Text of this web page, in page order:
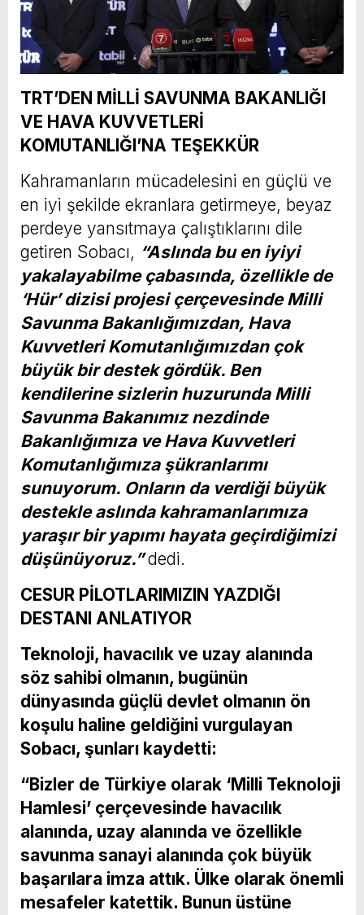
TRT’DEN MİLLİ SAVUNMA BAKANLIĞI
VE HAVA KUVVETLERİ
KOMUTANLIĞI’NA TEŞEKKÜR
Kahramanların mücadelesini en güçlü ve
en iyi şekilde ekranlara getirmeye, beyaz
perdeye yansıtmaya çalıştıklarını dile
getiren Sobacı, “Aslında bu en iyiyi
yakalayabilme çabasında, özellikle de
‘Hür’ dizisi projesi çerçevesinde Milli
Savunma Bakanlığımızdan, Hava
Kuvvetleri Komutanlığımızdan çok
büyük bir destek gördük. Ben
kendilerine sizlerin huzurunda Milli
Savunma Bakanımız nezdinde
Bakanlığımıza ve Hava Kuvvetleri
Komutanlığımıza şükranlarımı
sunuyorum. Onların da verdiği büyük
destekle aslında kahramanlarımıza
yaraşır bir yapımı hayata geçirdiğimizi
düşünüyoruz.”dedi.
CESUR PİLOTLARIMIZIN YAZDIĞI
DESTANI ANLATIYOR
Teknoloji, havacılık ve uzay alanında
söz sahibi olmanın, bugünün
dünyasında güçlü devlet olmanın ön
koşulu haline geldiğini vurgulayan
Sobacı, şunları kaydetti:
“Bizler de Türkiye olarak ‘Milli Teknoloji
Hamlesi’ çerçevesinde havacılık
alanında, uzay alanında ve özellikle
savunma sanayi alanında çok büyük
başarılara imza attık. Ülke olarak önemli
mesafeler katettik. Bunun üstüne